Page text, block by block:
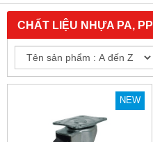
CHẤT LIỆU NHỰA PA, PP
NEW